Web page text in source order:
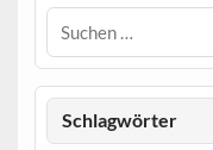
Schlagwörter